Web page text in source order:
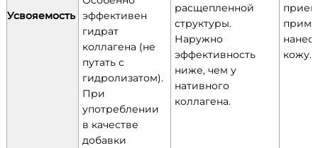
Усвояемость эффективен
гидрат
коллагена (не
путать с
гидролизатом).
При
употреблении
в качестве
добавки
расщепленной
структуры.
Наружно
эффективность
ниже, чем у
нативного
коллагена.
кожу.